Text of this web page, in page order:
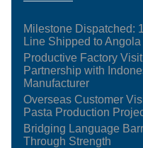
Milestone Dispatched:
Line Shipped to Angola
Productive Factory
Partnership with
Manufacturer
Overseas Customer
Pasta Production
Bridging Language
Through Strength